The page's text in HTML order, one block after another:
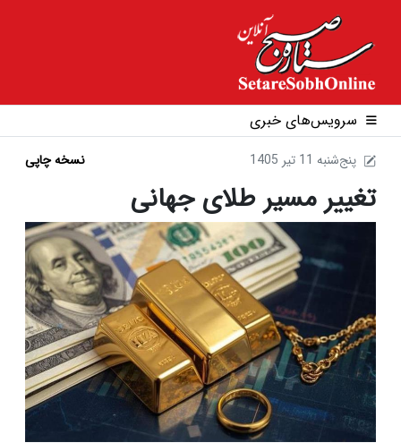
سرویس‌های خبری
1405 پنج‌شنبه 11 تير نسخه چاپی
تغییر مسیر طلای جهانی